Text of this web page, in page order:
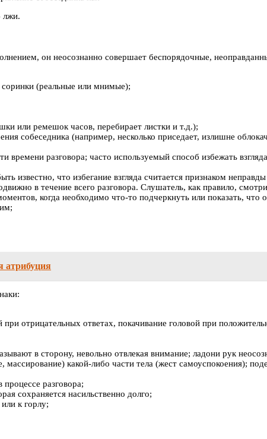
лжи.
он неосознанно совершает беспорядочные,
соринки (реальные или мнимые);
или ремешок часов, перебирает листки и т.д.);
собеседника (например, несколько приседает, излишне
времени разговора; часто используемый способ избежать
известно, что избегание взгляда считается признаком
в течение всего разговора. Слушатель, как правило,
когда необходимо что-то подчеркнуть или показать, что
атрибуция
отрицательных ответах, покачивание головой при
в сторону, невольно отвлекая внимание; ладони рук
какой-либо части тела (жест самоуспокоения);
разговора;
сохраняется насильственно долго;
к горлу;